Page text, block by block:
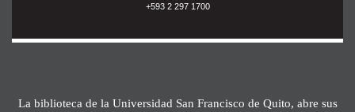
+593 2 297 1700
La biblioteca de la Universidad San Francisco de Quito, abre sus